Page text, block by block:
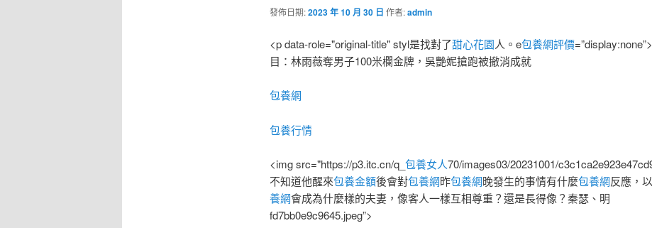
發佈日期:2023 年 10 月 30 日 作者:admin
<p data-role="original-title" styl是找對了甜心花園人。e包養網評價
目：林雨薇奪男子100米欄金牌，吳艷妮搶跑被撤消成就
包養網
包養行情
<img src="https://p3.itc.cn/q_ 包養女人70/images03/20231001/
不知道他醒來包養金額後會對包養網昨包養網晚發生的事情有什麼包養網反應，
養網會成為什麼樣的夫妻，像客人一樣互相尊重？還是長得像？秦瑟、明
fd7bb0e9c9645.jpeg”>